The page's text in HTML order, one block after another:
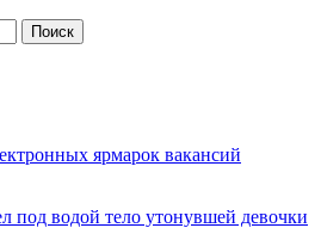
ярмарок вакансий
под водой тело утонувшей девочки